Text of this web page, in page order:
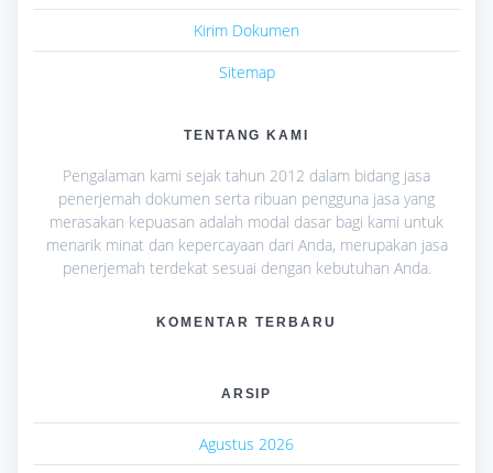
Kirim Dokumen
Sitemap
TENTANG KAMI
Pengalaman kami sejak tahun 2012 dalam bidang jasa
penerjemah dokumen serta ribuan pengguna jasa yang
merasakan kepuasan adalah modal dasar bagi kami untuk
menarik minat dan kepercayaan dari Anda, merupakan jasa
penerjemah terdekat sesuai dengan kebutuhan Anda.
KOMENTAR TERBARU
ARSIP
Agustus 2026